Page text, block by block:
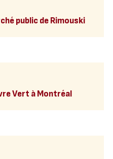
public de Rimouski
Vert à Montréal